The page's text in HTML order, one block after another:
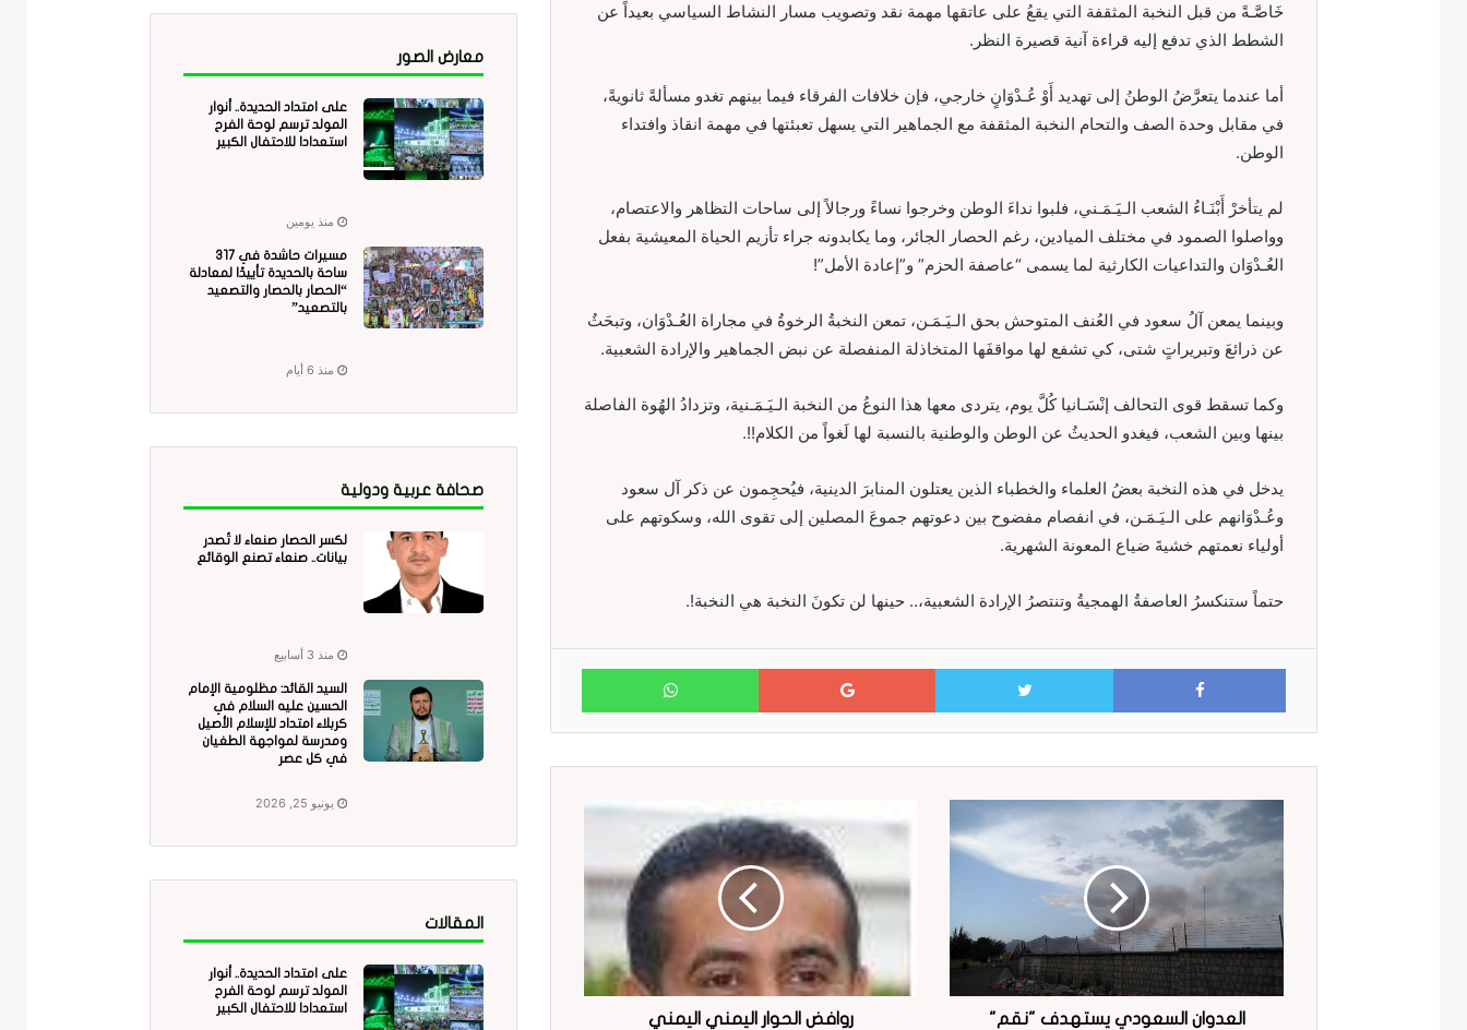
خَاصَّـةً من قبل النخبة المثقفة التي يقعُ على عاتقها مهمة نقد وتصويب مسار النشاط السياسي بعيداً عن
الشطط الذي تدفع إليه قراءة آنية قصيرة النظر.
أما عندما يتعرَّضُ الوطنُ إلى تهديد أَوْ عُـدْوَانٍ خارجي، فإن خلافات الفرقاء فيما بينهم تغدو مسألةً ثانويةً،
في مقابل وحدة الصف والتحام النخبة المثقفة مع الجماهير التي يسهل تعبئتها في مهمة انقاذ وافتداء
الوطن.
لم يتأخرْ أَبْنَـاءُ الشعب الـيَـمَـني، فلبوا نداءَ الوطن وخرجوا نساءً ورجالاً إلى ساحات التظاهر والاعتصام،
وواصلوا الصمود في مختلف الميادين، رغم الحصار الجائر، وما يكابدونه جراء تأزيم الحياة المعيشية بفعل
العُـدْوَان والتداعيات الكارثية لما يسمى “عاصفة الحزم” و”إعادة الأمل”!
وبينما يمعن آلُ سعود في العُنف المتوحش بحق الـيَـمَـن، تمعن النخبةُ الرخوةُ في مجاراة العُـدْوَان، وتبحَثُ
عن ذرائعَ وتبريراتٍ شتى، كي تشفع لها مواقفَها المتخاذلة المنفصلة عن نبض الجماهير والإرادة الشعبية.
وكما تسقط قوى التحالف إنْسَـانيا كُلَّ يوم، يتردى معها هذا النوعُ من النخبة الـيَـمَـنية، وتزدادُ الهُوة الفاصلة
بينها وبين الشعب، فيغدو الحديثُ عن الوطن والوطنية بالنسبة لها لَغواً من الكلام!!.
يدخل في هذه النخبة بعضُ العلماء والخطباء الذين يعتلون المنابرَ الدينية، فيُحجِمون عن ذكر آل سعود
وعُـدْوَانهم على الـيَـمَـن، في انفصام مفضوح بين دعوتهم جموعَ المصلين إلى تقوى الله، وسكوتهم على
أولياء نعمتهم خشيةَ ضياع المعونة الشهرية.
حتماً ستنكسرُ العاصفةُ الهمجيةُ وتنتصرُ الإرادة الشعبية،.. حينها لن تكونَ النخبة هي النخبة!.
Facebook
Twitter
Google+
WhatsApp
العدوان السعودي يستهدف "نقم" روافض الحوار اليمني اليمني
معارض الصور
على امتداد الحديدة.. أنوار
المولد ترسم لوحة الفرح
استعدادا للاحتفال الكبير
منذ يومين
مسيرات حاشدة في 317
ساحة بالحديدة تأييدًا لمعادلة
“الحصار بالحصار والتصعيد
بالتصعيد”
منذ 6 أيام
صحافة عربية ودولية
لكسر الحصار صنعاء لا تُصدر
بيانات.. صنعاء تصنع الوقائع
منذ 3 أسابيع
السيد القائد: مظلومية الإمام
الحسين عليه السلام في
كربلاء امتداد للإسلام الأصيل
ومدرسة لمواجهة الطغيان
في كل عصر
يونيو 25, 2026
المقالات
على امتداد الحديدة.. أنوار
المولد ترسم لوحة الفرح
استعدادا للاحتفال الكبير